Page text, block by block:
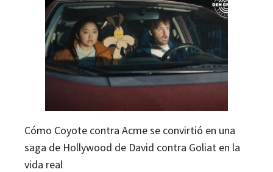
Cómo Coyote contra Acme se convirtió en una
saga de Hollywood de David contra Goliat en la
vida real